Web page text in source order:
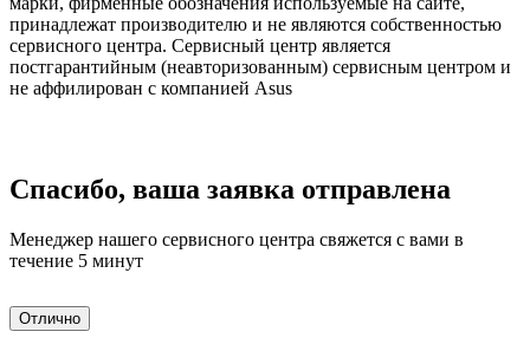
принадлежат производителю и не являются собственностью
сервисного центра. Сервисный центр является
постгарантийным (неавторизованным) сервисным центром и
не аффилирован с компанией Asus
Спасибо, ваша заявка отправлена
Менеджер нашего сервисного центра свяжется с вами в
течение 5 минут
Отлично